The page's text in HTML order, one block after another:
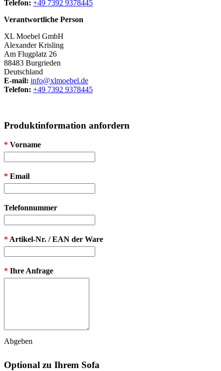
Telefon: +49 7392 9378445
Verantwortliche Person
XL Moebel GmbH
Alexander Krisling
Am Flugplatz 26
88483 Burgrieden
Deutschland
E-mail: info@xlmoebel.de
Telefon: +49 7392 9378445
Produktinformation anfordern
* Vorname
* Email
Telefonnummer
* Artikel-Nr. / EAN der Ware
* Ihre Anfrage
Abgeben
Optional zu Ihrem Sofa